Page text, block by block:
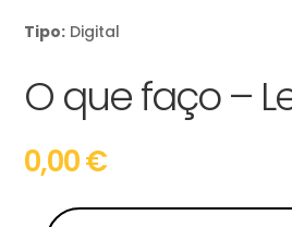
Tipo: Digital
O que faço –
0,00€